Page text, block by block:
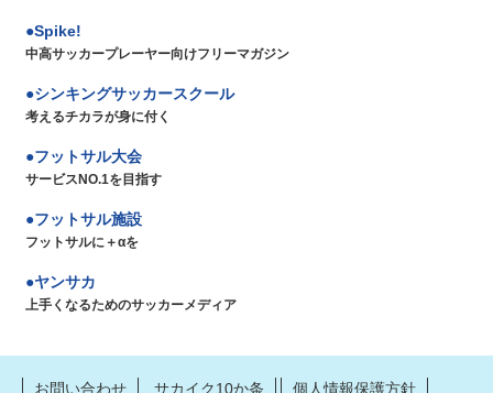
Spike!
中高サッカープレーヤー向けフリーマガジン
シンキングサッカースクール
考えるチカラが身に付く
フットサル大会
サービスNO.1を目指す
フットサル施設
フットサルに＋αを
ヤンサカ
上手くなるためのサッカーメディア
お問い合わせ サカイク10か条 個人情報保護方針